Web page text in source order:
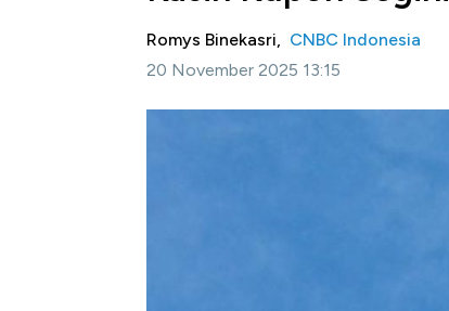
Romys Binekasri, CNBC Indonesia
20 November 2025 13:15